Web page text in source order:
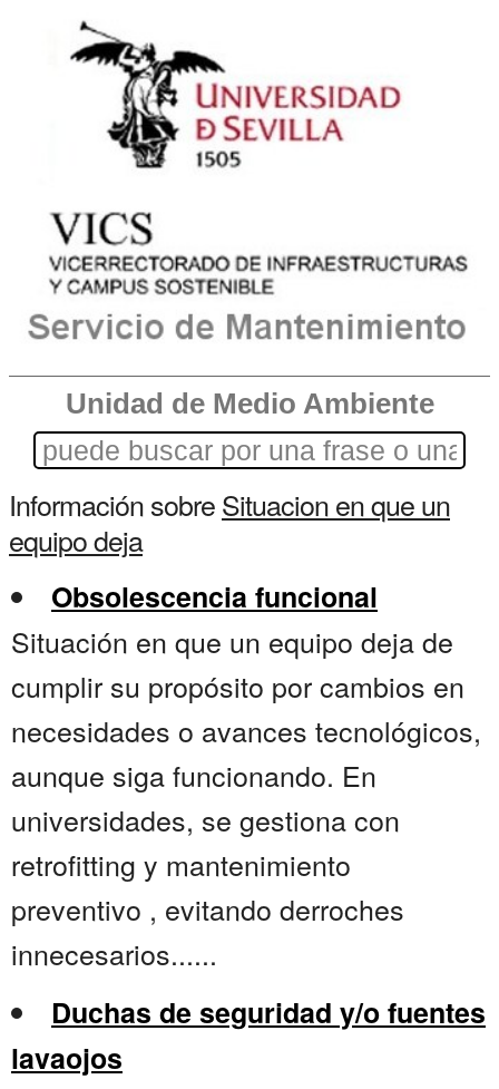
Unidad de Medio Ambiente
Información sobreSituacion en que un
equipo deja
Obsolescencia funcional
Situación en que un equipo deja de
cumplir su propósito por cambios en
necesidades o avances tecnológicos,
aunque siga funcionando. En
universidades, se gestiona con
retrofitting y mantenimiento
preventivo , evitando derroches
innecesarios......
Duchas de seguridad y/o fuentes
lavaojos